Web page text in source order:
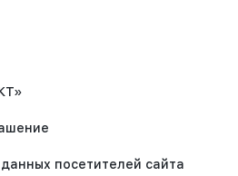
посетителей сайта